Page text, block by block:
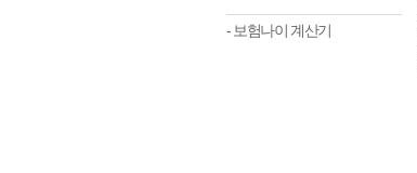
- 보험나이 계산기